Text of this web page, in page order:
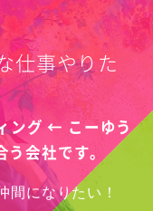
仕事やりた
ング ← こーゆう
う会社です。
間になりたい！